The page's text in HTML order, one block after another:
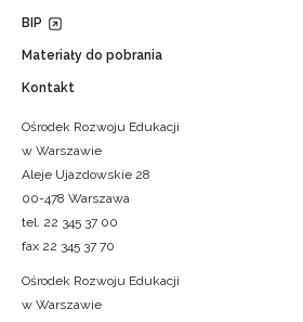
BIP
Materiały do pobrania
Kontakt
Ośrodek Rozwoju Edukacji
w Warszawie
Aleje Ujazdowskie 28
00-478 Warszawa
tel. 22 345 37 00
fax 22 345 37 70
Ośrodek Rozwoju Edukacji
w Warszawie